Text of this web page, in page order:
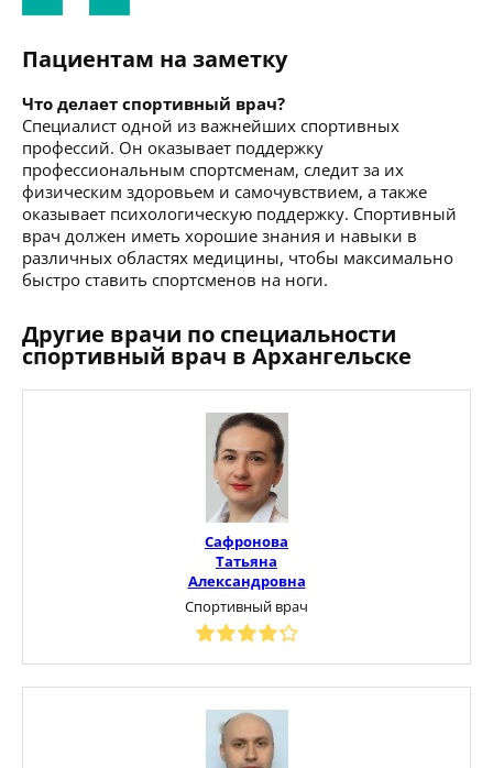
Пациентам на заметку
Что делает спортивный врач?
Специалист одной из важнейших спортивных
профессий. Он оказывает поддержку
профессиональным спортсменам, следит за их
физическим здоровьем и самочувствием, а также
оказывает психологическую поддержку. Спортивный
врач должен иметь хорошие знания и навыки в
различных областях медицины, чтобы максимально
быстро ставить спортсменов на ноги.
Другие врачи по специальности
спортивный врач в Архангельске
Сафронова
Татьяна
Александровна
Спортивный врач